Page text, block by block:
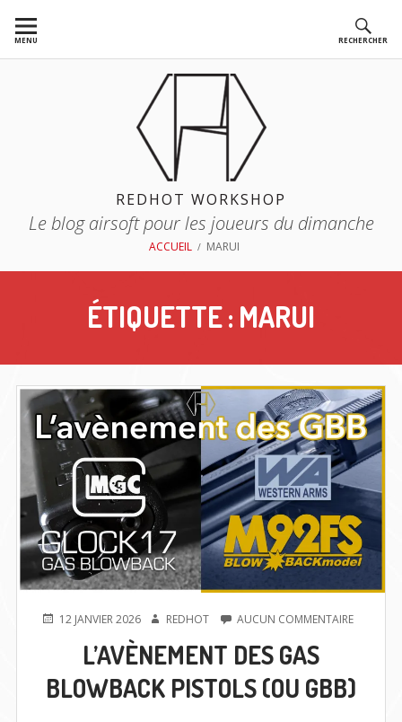
auMENU RECHERCHER
REDHOT WORKSHOP
Le blog airsoft pour les joueurs du dimanche
ACCUEIL MARUI
ÉTIQUETTE : MARUI
PUBLIÉ12 JANVIER 2026 AUTEUR
REDHOT AUCUN COMMENTAIRESUR
PISTOLS
L’AVÈNEMENT DES GAS
BLOWBACK PISTOLS (OU GBB)